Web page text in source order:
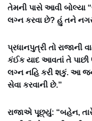
તેમની પાસે આવી બોલ્યા
લગ્ન કરવા છે? હું તને
પ્રધાનપુત્રી તો
કંઈક યાદ આવતાં તે
લગ્ન નહિ કરી શકું. આ
સેવા કરવાની છે.”
રાજાએ પૂછ્યું: “બહેન,